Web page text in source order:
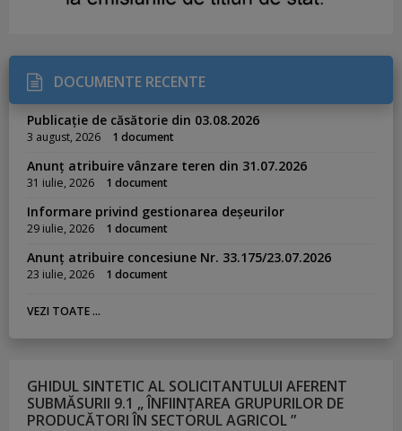
DOCUMENTE RECENTE
Publicație de căsătorie din 03.08.2026
3 august, 2026 1 document
Anunț atribuire vânzare teren din 31.07.2026
31 iulie, 2026 1 document
Informare privind gestionarea deșeurilor
29 iulie, 2026 1 document
Anunț atribuire concesiune Nr. 33.175/23.07.2026
23 iulie, 2026 1 document
VEZI TOATE ...
GHIDUL SINTETIC AL SOLICITANTULUI AFERENT
SUBMĂSURII 9.1 „ ÎNFIINȚAREA GRUPURILOR DE
PRODUCĂTORI ÎN SECTORUL AGRICOL ”